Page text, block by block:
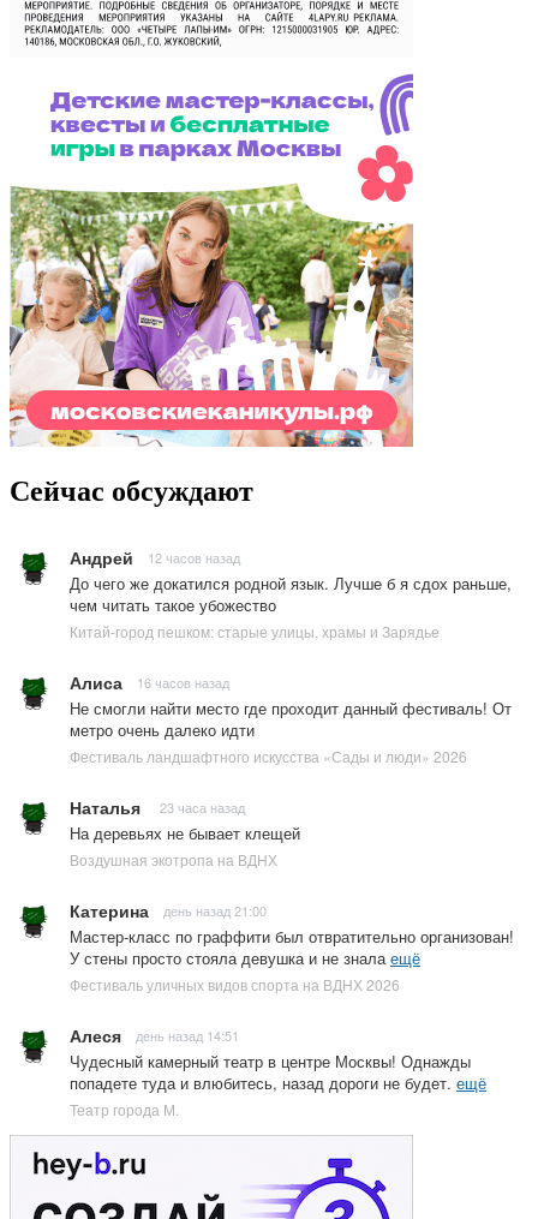
Сейчас обсуждают
Андрей 12 часов назад
До чего же докатился родной язык. Лучше б я сдох раньше,
чем читать такое убожество
Китай-город пешком: старые улицы, храмы и Зарядье
Алиса 16 часов назад
Не смогли найти место где проходит данный фестиваль! От
метро очень далеко идти
Фестиваль ландшафтного искусства «Сады и люди» 2026
Наталья 23 часа назад
На деревьях не бывает клещей
Воздушная экотропа на ВДНХ
Катерина день назад 21:00
Мастер-класс по граффити был отвратительно организован!
У стены просто стояла девушка и не знала ещё
Фестиваль уличных видов спорта на ВДНХ 2026
Алеся день назад 14:51
Чудесный камерный театр в центре Москвы! Однажды
попадете туда и влюбитесь, назад дороги не будет. ещё
Театр города М.